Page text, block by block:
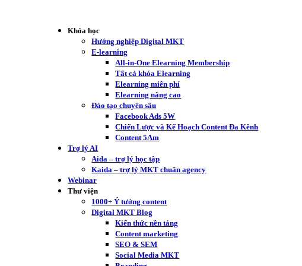
Khóa học
Hướng nghiệp Digital MKT
E-learning
All-in-One Elearning Membership
Tất cả khóa Elearning
Elearning miễn phí
Elearning nâng cao
Đào tạo chuyên sâu
Facebook Ads 5W
Chiến Lược và Kế Hoạch Content Đa Kênh
Content 5Am
Trợ lý AI
Aida – trợ lý học tập
Kaida – trợ lý MKT chuẩn agency
Webinar
Thư viện
1000+ Ý tưởng content
Digital MKT Blog
Kiến thức nền tảng
Content marketing
SEO & SEM
Social Media MKT